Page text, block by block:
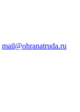
mail@ohranatruda.ru